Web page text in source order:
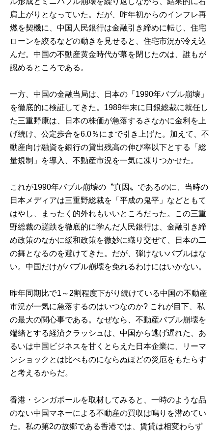
肩上がりとなっていた。だが、昨年初からのインフレ再
燃を契機に、中国人民銀行は金融引き締めに転じ、住宅
ローンを絞るなどの動きを見せると、住宅市況が冷え込
んだ。中国の不動産黄金時代が幕を閉じたのは、誰もが
認めるところである。
一方、中国の金融当局は、日本の「1990年バブル崩壊」
を徹底的に検証してきた。1989年末に日銀総裁に就任し
た三重野康は、日本の株価が急落するさなかに金利を上
げ続け、公定歩合を6.0％にまで引き上げた。加えて、不
動産向け融資を銀行の貸出残高の伸び率以下とする「総
量規制」を導入、不動産市況を一気に凍りつかせた。
これが1990年バブル崩壊の〝真因〟であるのに、当時の
日本メディアは三重野総裁を「平成の鬼平」などともて
はやし、まったく的外れもいいところだった。この三重
野総裁の蹉跌を徹底的に学んだ人民銀行は、金融引き締
め政策のなかに緩和政策を微妙に織り交ぜて、日本の二
の舞となるのを避けてきた。だが、弾けないバブルはな
い。中国だけがバブル崩壊を免れるわけにはいかない。
昨年同期比で1～2割程度下がり続けている中国の不動産
市況が一気に急落するのはいつなのか? これが目下、私
の最大の関心事である。なぜなら、不動産バブル崩壊を
端緒とする経済クラッシュは、中国から逃げ遅れた、あ
るいは中国ビジネスを甘くとらえた日本企業に、リーマ
ンショックとは比べものにならぬほどの災厄をもたらす
と考えるからだ。
香港・シンガポールを取材してみると、一時のような品
のない中国マネーによる不動産の買収は鳴りを潜めてい
た。私の第2の故郷である香港では、賃貸は相変わらず